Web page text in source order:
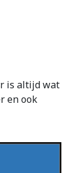
is altijd wat
en ook